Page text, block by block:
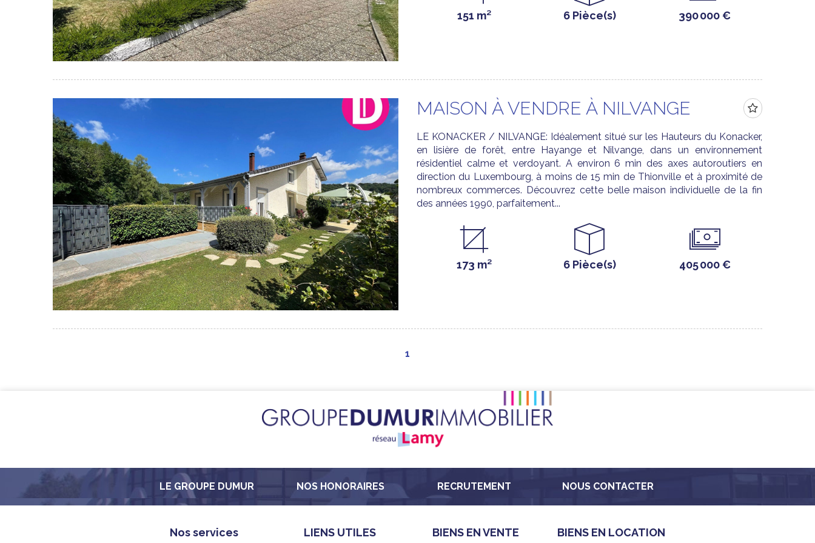
151 m² 6 Pièce(s) 390 000 €
MAISON À VENDRE À NILVANGE
LE KONACKER / NILVANGE: Idéalement situé sur les Hauteurs du Konacker,
en lisière de forêt, entre Hayange et Nilvange, dans un environnement
résidentiel calme et verdoyant. A environ 6 min des axes autoroutiers en
direction du Luxembourg, à moins de 15 min de Thionville et à proximité de
nombreux commerces. Découvrez cette belle maison individuelle de la fin
des années 1990, parfaitement...
173 m² 6 Pièce(s) 405 000 €
1
LE GROUPE DUMUR NOS HONORAIRES RECRUTEMENT NOUS CONTACTER
Nos services LIENS UTILES BIENS EN VENTE BIENS EN LOCATION